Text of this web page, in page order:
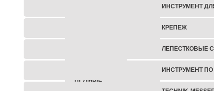
ПРЯМЫЕ
ИНСТРУМЕНТ
КРЕПЕЖ
ЛЕПЕСТКОВЫЕ
ИНСТРУМЕНТ